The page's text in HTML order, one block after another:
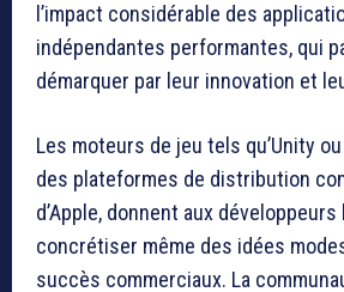
l’impact considérable des
indépendantes performantes, qui
démarquer par leur innovation et
Les moteurs de jeu tels qu’Unity
des plateformes de distribution
d’Apple, donnent aux
concrétiser même des idées
succès commerciaux. La